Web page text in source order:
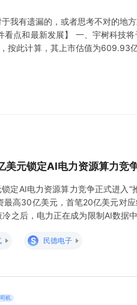
我有遗漏的，或者思考不对的地
看点和最新发展】 一、宇树科技
按此计算，其上市估值为609.93
，7-9月，特斯拉Optimus V3弗
美元锁定AI电力资源算力竞
定AI电力资源算力竞争正式进入
最高30亿美元，首笔20亿美元对
之后，电力正在成为限制AI数据
S 民德电子
机